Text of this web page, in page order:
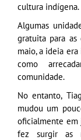
cultura indígena.
Algumas
gratuita para as
maio, a ideia
como
comunidade.
No entanto,
mudou um
oficialmente em
fez surgir as